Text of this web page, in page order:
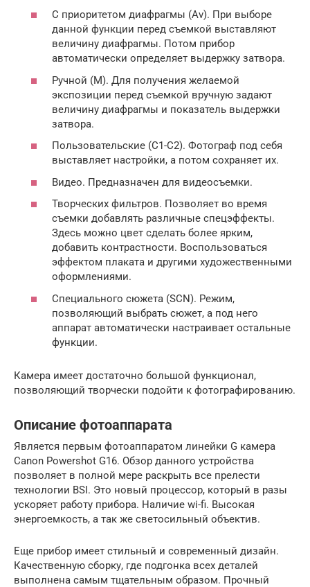
С приоритетом диафрагмы (Av). При выборе
данной функции перед съемкой выставляют
величину диафрагмы. Потом прибор
автоматически определяет выдержку затвора.
Ручной (M). Для получения желаемой
экспозиции перед съемкой вручную задают
величину диафрагмы и показатель выдержки
затвора.
Пользовательские (C1-C2). Фотограф под себя
выставляет настройки, а потом сохраняет их.
Видео. Предназначен для видеосъемки.
Творческих фильтров. Позволяет во время
съемки добавлять различные спецэффекты.
Здесь можно цвет сделать более ярким,
добавить контрастности. Воспользоваться
эффектом плаката и другими художественными
оформлениями.
Специального сюжета (SCN). Режим,
позволяющий выбрать сюжет, а под него
аппарат автоматически настраивает остальные
функции.
Камера имеет достаточно большой функционал,
позволяющий творчески подойти к фотографированию.
Описание фотоаппарата
Является первым фотоаппаратом линейки G камера
Canon Powershot G16. Обзор данного устройства
позволяет в полной мере раскрыть все прелести
технологии BSI. Это новый процессор, который в разы
ускоряет работу прибора. Наличие wi-fi. Высокая
энергоемкость, а так же светосильный объектив.
Еще прибор имеет стильный и современный дизайн.
Качественную сборку, где подгонка всех деталей
выполнена самым тщательным образом. Прочный